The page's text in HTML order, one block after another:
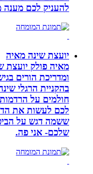
להעניק לכם מענה
יועצת שינה מאיה
מאיה פולק יועצת
ומדריכת הורים
בהקניית הרגלי
חולמים על הרדמות
לכם לעשות את
ששמה דגש על
שלכם- אני פה.